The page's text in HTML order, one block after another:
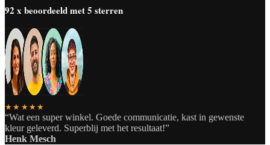
92 x beoordeeld met 5 sterren
★★★★★
“Wat een super winkel. Goede communicatie, kast in gewenste
kleur geleverd. Superblij met het resultaat!”
Henk Mesch